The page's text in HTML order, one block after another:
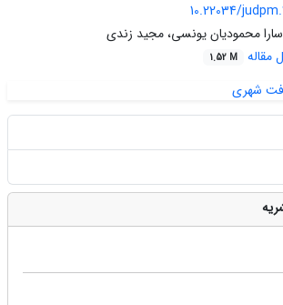
10.22034/
محمودیان یونسی، مجید زندی
مقاله 1.52 M